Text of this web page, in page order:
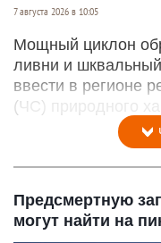
7 августа 2026 в 10:05
Мощный циклон
ливни и
ввести в регионе
(ЧС) природного
Предсмертную
могут найти на